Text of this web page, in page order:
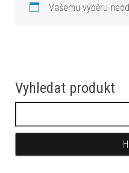
Vašemu výběru
Vyhledat produkt